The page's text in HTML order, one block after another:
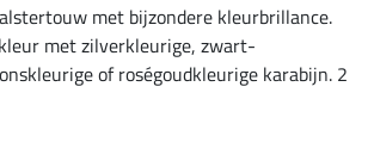
met bijzondere kleurbrillance.
met zilverkleurige, zwart-
of roségoudkleurige karabijn. 2